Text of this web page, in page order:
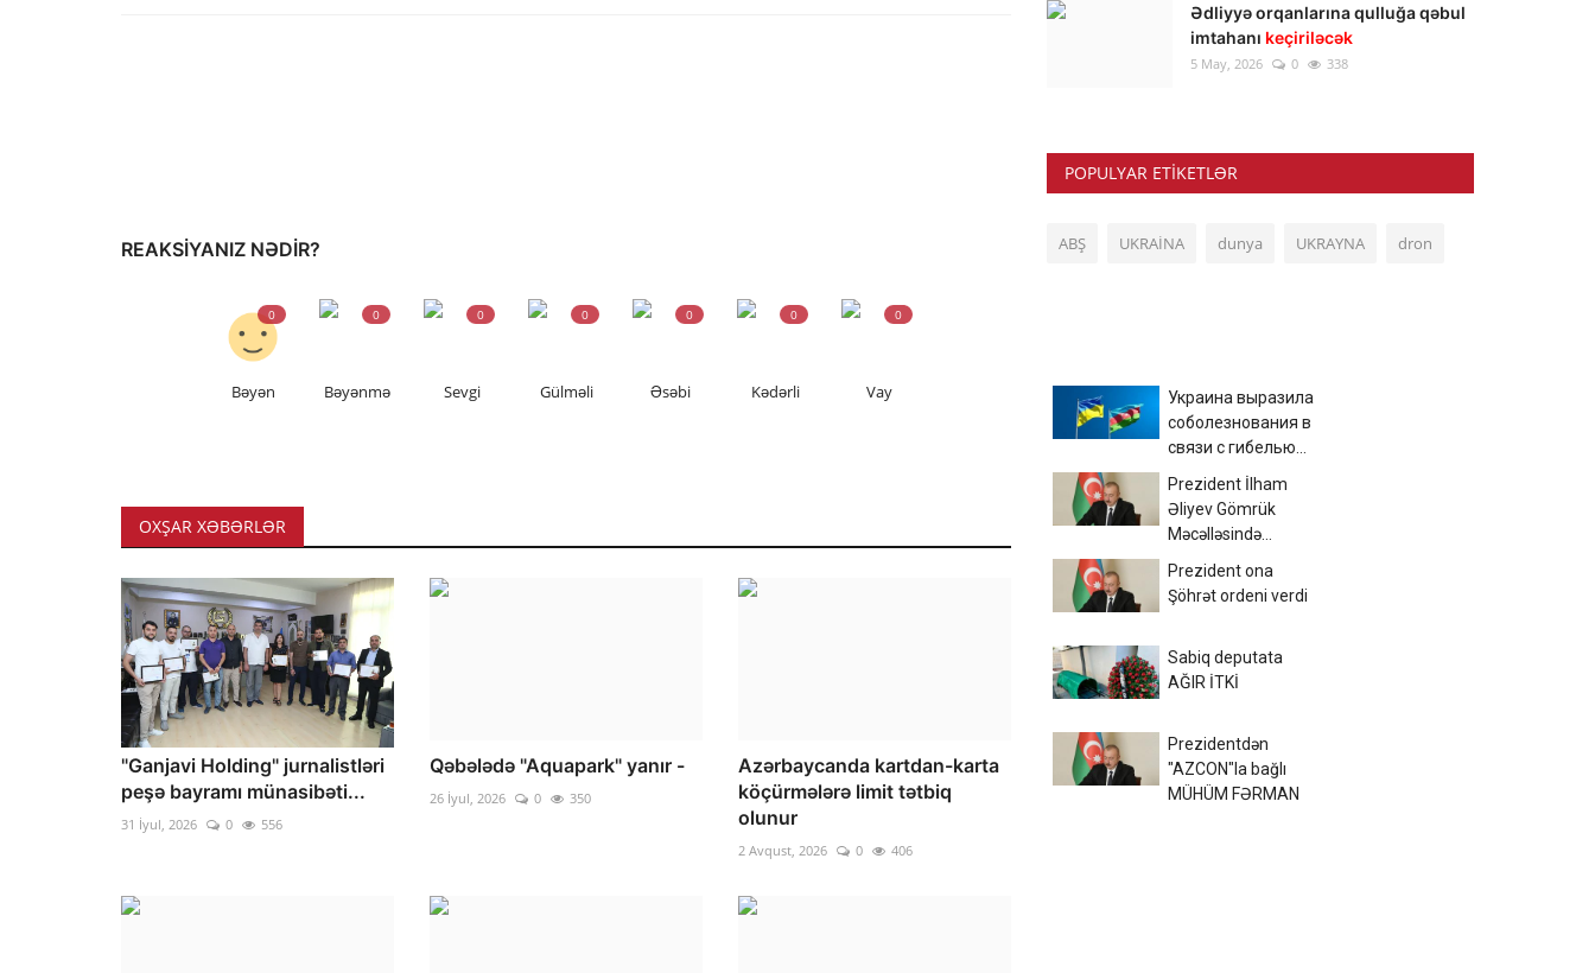
REAKSIYANIZ NƏDIR?
Bəyən
0
Bəyənmə
0
Sevgi
0
Gülməli
0
Əsəbi
0
Kədərli
0
Vay
0
OXŞAR XƏBƏRLƏR
"Ganjavi Holding" jurnalistləri
peşə bayramı münasibəti...
31 İyul, 2026 0 556
Qəbələdə "Aquapark" yanır -
26 İyul, 2026 0 350
Azərbaycanda kartdan-karta
köçürmələrə limit tətbiq
olunur
2 Avqust, 2026 0 406
Ədliyyə orqanlarına qulluğa qəbul
imtahanı keçiriləcək
5 May, 2026 0 338
POPULYAR ETIKETLƏR
ABŞ UKRAİNA dunya UKRAYNA dron
Украина выразила
соболезнования в
связи с гибелью
Черном море
Prezident İlham
Əliyev Gömrük
Məcəlləsində
Prezident ona
Şöhrət ordeni verdi
Sabiq deputata
AĞIR İTKİ
Prezidentdən
"AZCON"la bağlı
MÜHÜM FƏRMAN